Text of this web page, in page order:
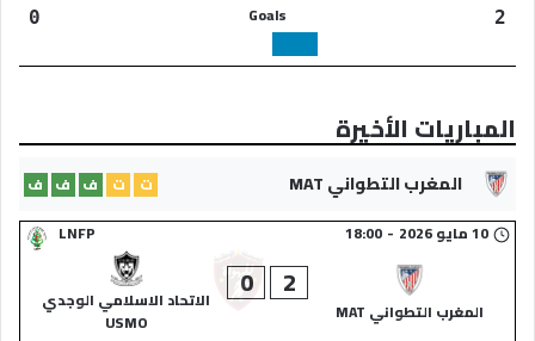
2
Goals
0
المباريات الأخيرة
المغرب التطواني MAT ت ت ف ف ف
LNFP
10 مايو 2026 -
18:00
المغرب التطواني MAT
2
0
الاتحاد الاسلامي الوجدي
USMO